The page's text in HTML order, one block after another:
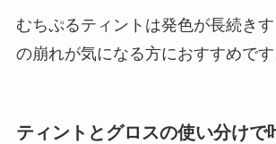
むちぷるティントは発色が長続き
の崩れが気になる方におすすめです
ティントとグロスの使い分けで